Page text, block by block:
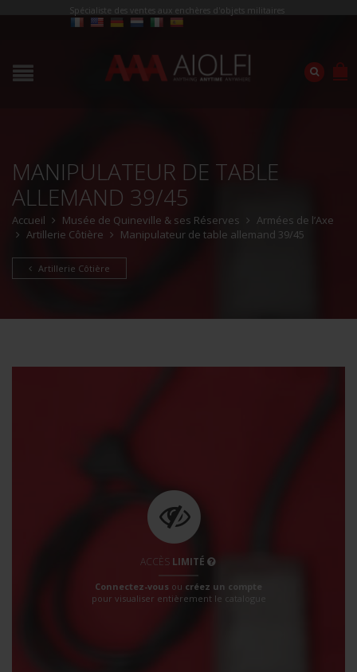
Spécialiste des ventes aux enchères d'objets militaires
MANIPULATEUR DE TABLE
ALLEMAND 39/45
Accueil Musée de Quineville & ses Réserves
Armées de l’Axe
Artillerie Côtière
Manipulateur de table allemand 39/45
Artillerie Côtière
ACCÈS LIMITÉ
Connectez-vous ou créez un compte
pour visualiser entièrement le catalogue